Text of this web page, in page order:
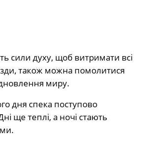
сили духу, щоб витримати всі
також можна помолитися
миру.
дня спека поступово
ще теплі, а ночі стають